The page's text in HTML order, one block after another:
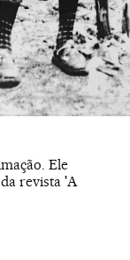
Ele
revista 'A